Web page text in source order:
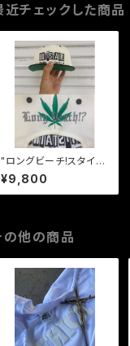
近チェックした商品
"ロングビーチ!スタイル
ガンジャカスタム!!BUT
TSTAIN!最狂"GAN
G"CAP!!ハーコー黒
¥9,800
の他の商品